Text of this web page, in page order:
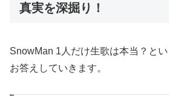
真実を深掘り！
SnowMan 1人だけ生歌は本当？と
お答えしていきます。